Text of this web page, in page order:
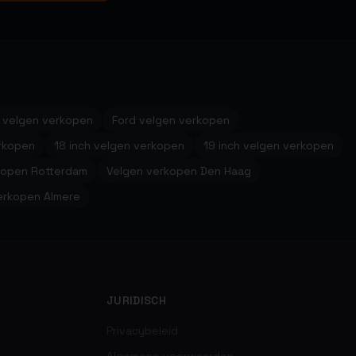
verkopen
Ford velgen verkopen
18 inch velgen verkopen
19 inch velgen verkopen
Rotterdam
Velgen verkopen Den Haag
Almere
JURIDISCH